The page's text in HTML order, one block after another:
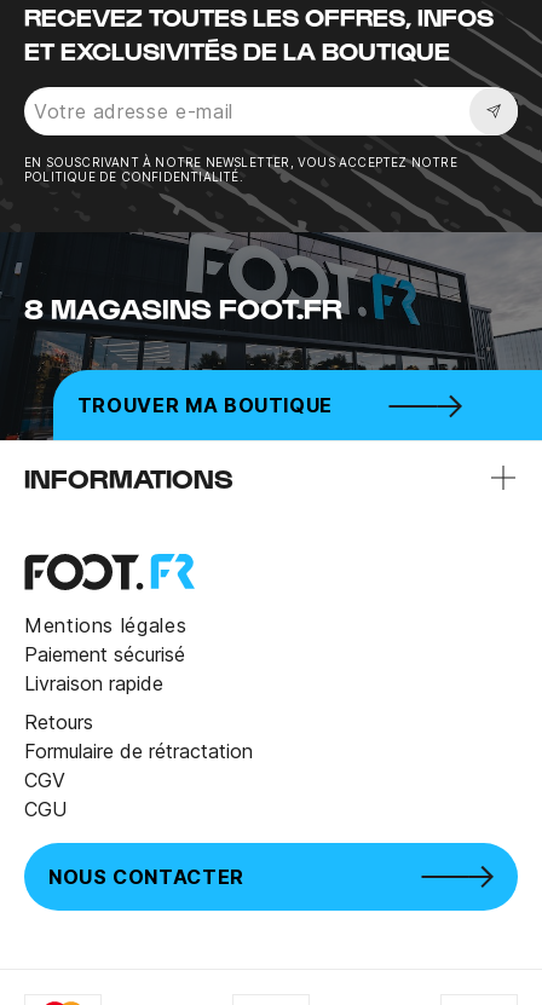
RECEVEZ TOUTES LES OFFRES, INFOS
ET EXCLUSIVITÉS DE LA BOUTIQUE
EN SOUSCRIVANT À NOTRE NEWSLETTER, VOUS ACCEPTEZ NOTRE
POLITIQUE DE CONFIDENTIALITÉ.
8 MAGASINS FOOT.FR
TROUVER MA BOUTIQUE
INFORMATIONS
Mentions légales
Paiement sécurisé
Livraison rapide
Retours
Formulaire de rétractation
CGV
CGU
NOUS CONTACTER